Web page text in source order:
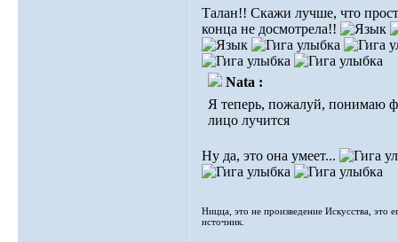
Талан!! Скажи лучше, что
конца не досмотрела!!
Nata :
Я теперь, пожалуй, понимаю
лицо лучится
Ну да, это она умеет...
Ницца, это не произведение Искусства, это
источник.